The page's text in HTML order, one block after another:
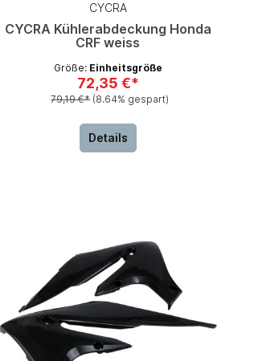
CYCRA
CYCRA Kühlerabdeckung Honda
CRF weiss
Größe: Einheitsgröße
72,35 €*
79,19 €* (8.64% gespart)
Details